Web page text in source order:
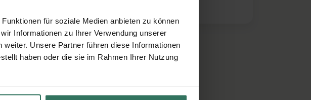
für soziale Medien anbieten zu können
Informationen zu Ihrer Verwendung unserer
Unsere Partner führen diese Informationen
haben oder die sie im Rahmen Ihrer Nutzung